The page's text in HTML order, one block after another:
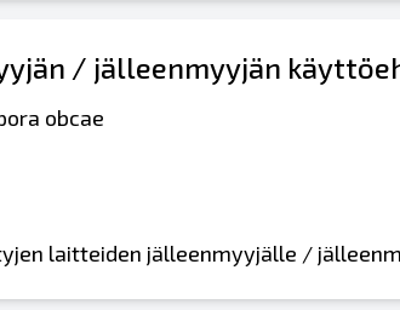
/ jälleenmyyjän
obcae
laitteiden jälleenmyyjälle /